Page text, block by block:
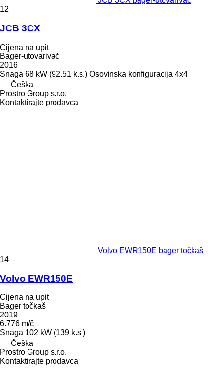
12
JCB 3CX
Cijena na upit
Bager-utovarivač
2016
Snaga 68 kW (92.51 k.s.) Osovinska konfiguracija 4x4
Češka
Prostro Group s.r.o.
Kontaktirajte prodavca
Volvo EWR150E bager točkaš
14
Volvo EWR150E
Cijena na upit
Bager točkaš
2019
6.776 m/č
Snaga 102 kW (139 k.s.)
Češka
Prostro Group s.r.o.
Kontaktirajte prodavca